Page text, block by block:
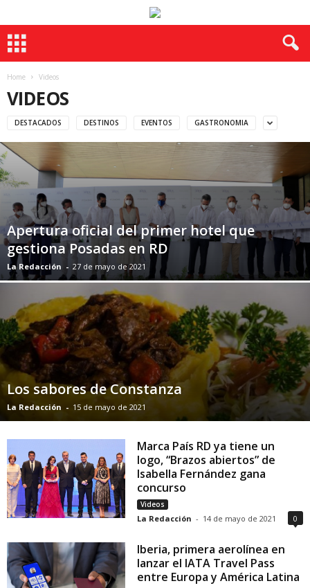
Home Videos
VIDEOS
DESTACADOS DESTINOS EVENTOS GASTRONOMIA
Apertura oficial del primer hotel que
gestiona Posadas en RD
La Redacción - 27 de mayo de 2021
Los sabores de Constanza
La Redacción - 15 de mayo de 2021
Marca País RD ya tiene un
logo, “Brazos abiertos” de
Isabella Fernández gana
concurso
Videos
La Redacción - 14 de mayo de 2021 0
Iberia, primera aerolínea en
lanzar el IATA Travel Pass
entre Europa y América Latina